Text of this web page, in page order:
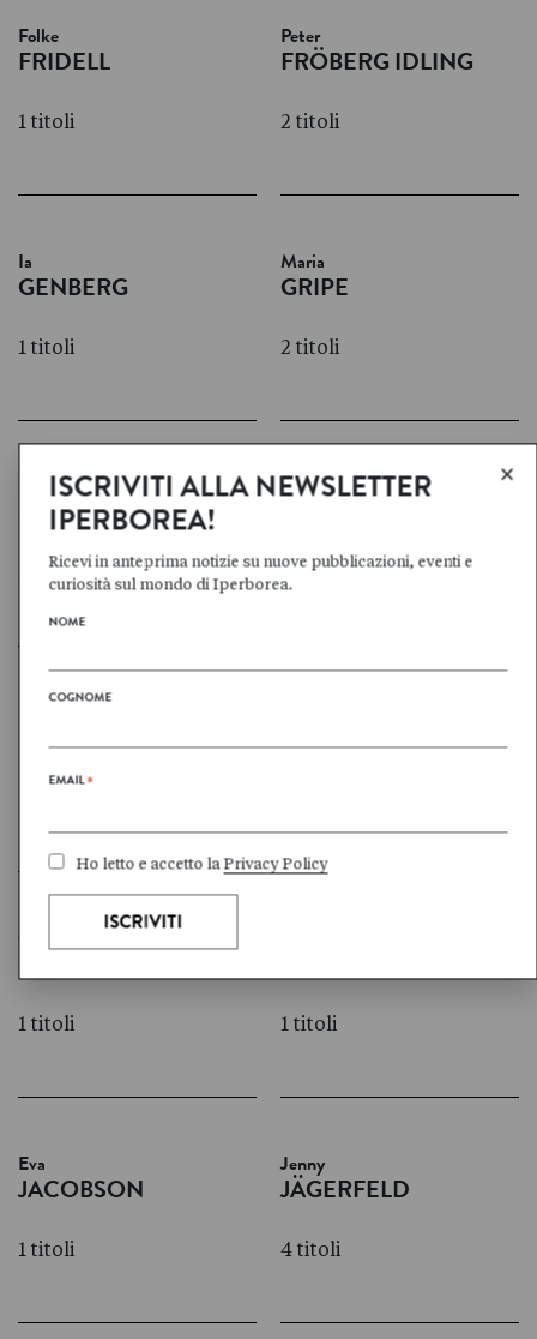
Folke
FRIDELL
1 titoli
Peter
FRÖBERG IDLING
2 titoli
Ia
GENBERG
1 titoli
Maria
GRIPE
2 titoli
GUSTAFSSON
13 titoli
Per
0 titoli
HALLBERG HARIDI
1 titoli 1 titoli
Eva
JACOBSON
1 titoli
Jenny
JÄGERFELD
4 titoli
×
ISCRIVITI ALLA NEWSLETTER
IPERBOREA!
Ricevi in anteprima notizie su nuove pubblicazioni, eventi e
curiosità sul mondo di Iperborea.
NOME
COGNOME
EMAIL*
Ho letto e accetto laPrivacy Policy